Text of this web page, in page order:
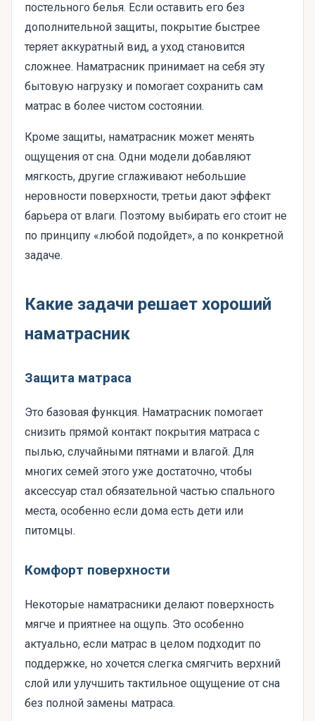
постельного белья. Если оставить его без
дополнительной защиты, покрытие быстрее
теряет аккуратный вид, а уход становится
сложнее. Наматрасник принимает на себя эту
бытовую нагрузку и помогает сохранить сам
матрас в более чистом состоянии.
Кроме защиты, наматрасник может менять
ощущения от сна. Одни модели добавляют
мягкость, другие сглаживают небольшие
неровности поверхности, третьи дают эффект
барьера от влаги. Поэтому выбирать его стоит не
по принципу «любой подойдет», а по конкретной
задаче.
Какие задачи решает хороший
наматрасник
Защита матраса
Это базовая функция. Наматрасник помогает
снизить прямой контакт покрытия матраса с
пылью, случайными пятнами и влагой. Для
многих семей этого уже достаточно, чтобы
аксессуар стал обязательной частью спального
места, особенно если дома есть дети или
питомцы.
Комфорт поверхности
Некоторые наматрасники делают поверхность
мягче и приятнее на ощупь. Это особенно
актуально, если матрас в целом подходит по
поддержке, но хочется слегка смягчить верхний
слой или улучшить тактильное ощущение от сна
без полной замены матраса.